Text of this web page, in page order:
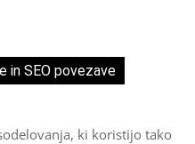
in SEO povezave
ki koristijo tako